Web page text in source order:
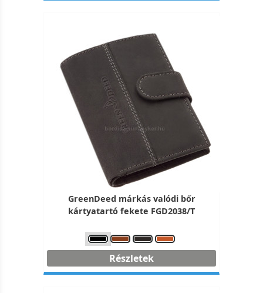
GreenDeed márkás valódi bőr
kártyatartó fekete FGD2038/T
Részletek